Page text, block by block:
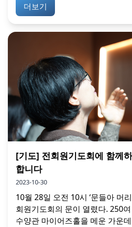
더보기
[기도] 전회원기도회에 함께
합니다
2023-10-30
10월 28일 오전 10시 ‘문들아 머
회원기도회의 문이 열렸다. 250
수양관 마이어즈홀을 메운 가운